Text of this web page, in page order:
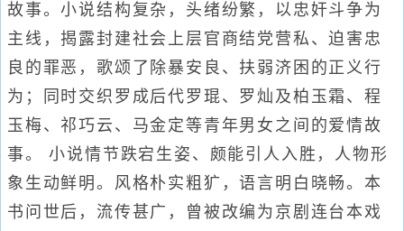
故事。小说结构复杂，头绪纷繁，以忠奸斗争为
主线，揭露封建社会上层官商结党营私、迫害忠
良的罪恶，歌颂了除暴安良、扶弱济困的正义行
为；同时交织罗成后代罗琨、罗灿及柏玉霜、程
玉梅、祁巧云、马金定等青年男女之间的爱情故
事。 小说情节跌宕生姿、颇能引人入胜，人物形
象生动鲜明。风格朴实粗犷，语言明白晓畅。本
书问世后，流传甚广，曾被改编为京剧连台本戏